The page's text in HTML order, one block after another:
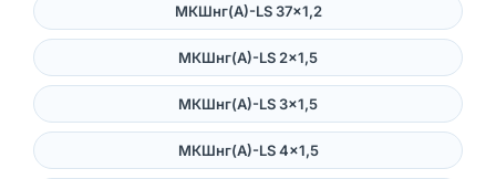
МКШнг(А)-LS 37×1,2
МКШнг(А)-LS 2×1,5
МКШнг(А)-LS 3×1,5
МКШнг(А)-LS 4×1,5